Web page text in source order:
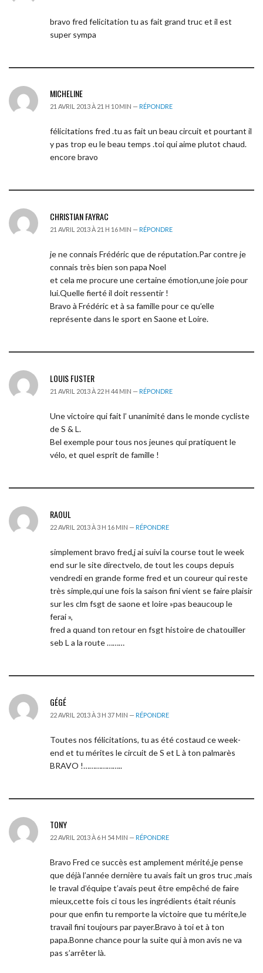
bravo fred felicitation tu as fait grand truc et il est
super sympa
MICHELINE
21 AVRIL 2013 À 21 H 10 MIN — RÉPONDRE
félicitations fred .tu as fait un beau circuit et pourtant il
y pas trop eu le beau temps .toi qui aime plutot chaud.
encore bravo
CHRISTIAN FAYRAC
21 AVRIL 2013 À 21 H 16 MIN — RÉPONDRE
je ne connais Frédéric que de réputation.Par contre je
connais très bien son papa Noel
et cela me procure une certaine émotion,une joie pour
lui.Quelle fierté il doit ressentir !
Bravo à Frédéric et à sa famille pour ce qu’elle
représente dans le sport en Saone et Loire.
LOUIS FUSTER
21 AVRIL 2013 À 22 H 44 MIN — RÉPONDRE
Une victoire qui fait l’ unanimité dans le monde cycliste
de S & L.
Bel exemple pour tous nos jeunes qui pratiquent le
vélo, et quel esprit de famille !
RAOUL
22 AVRIL 2013 À 3 H 16 MIN — RÉPONDRE
simplement bravo fred,j ai suivi la course tout le week
end sur le site directvelo, de tout les coups depuis
vendredi en grande forme fred et un coureur qui reste
très simple,qui une fois la saison fini vient se faire plaisir
sur les clm fsgt de saone et loire »pas beaucoup le
ferai »,
fred a quand ton retour en fsgt histoire de chatouiller
seb L a la route ………
GÉGÉ
22 AVRIL 2013 À 3 H 37 MIN — RÉPONDRE
Toutes nos félicitations, tu as été costaud ce week-
end et tu mérites le circuit de S et L à ton palmarès
BRAVO !………………..
TONY
22 AVRIL 2013 À 6 H 54 MIN — RÉPONDRE
Bravo Fred ce succès est amplement mérité,je pense
que déjà l’année dernière tu avais fait un gros truc ,mais
le traval d’équipe t’avais peut être empêché de faire
mieux,cette fois ci tous les ingrédients était réunis
pour que enfin tu remporte la victoire que tu mérite,le
travail fini toujours par payer.Bravo à toi et à ton
papa.Bonne chance pour la suite qui à mon avis ne va
pas s’arrêter là.